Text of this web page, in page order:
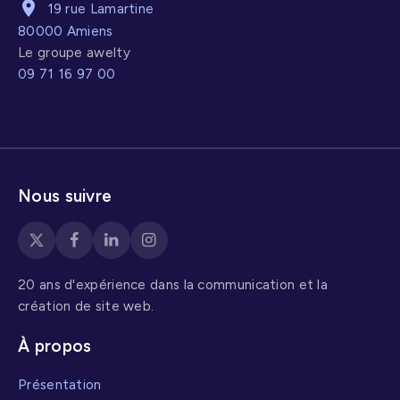
présentation
présenter les
19 rue Lamartine
80000 Amiens
Le groupe awelty
09 71 16 97 00
Nous suivre
20 ans d'expérience dans la communication et la
création de site web.
À propos
Présentation